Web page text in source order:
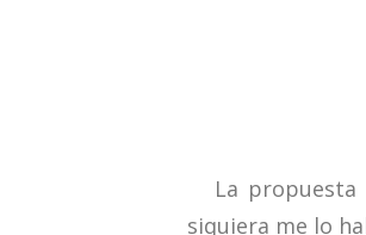
La propuesta
siquiera me lo